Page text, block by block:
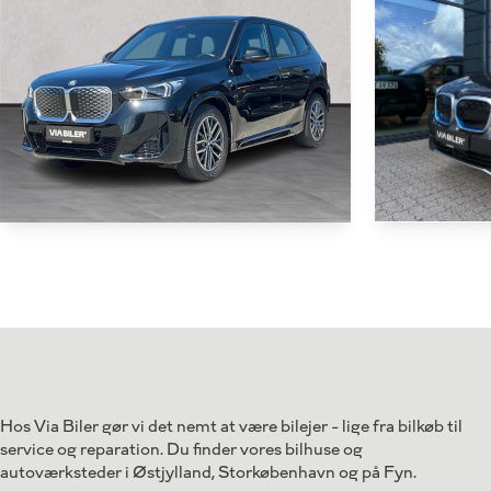
Lokation
Middelfart
Kontant
309.800kr.
Hos Via Biler gør vi det nemt at være bilejer - lige fra bilkøb til
service og reparation. Du finder vores bilhuse og
autoværksteder i Østjylland, Storkøbenhavn og på Fyn.